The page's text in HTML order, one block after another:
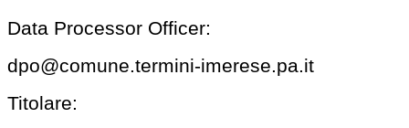
Data Processor Officer:
dpo@comune.termini-imerese.pa.it
Titolare: